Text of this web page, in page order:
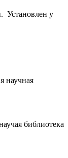
Установлен у
научная
библиотека